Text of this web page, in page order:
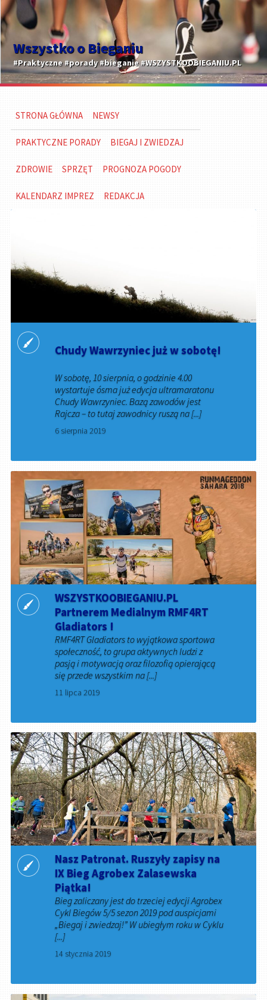
Wszystko o Bieganiu
#Praktyczne #porady #bieganie #WSZYSTKOOBIEGANIU.PL
STRONA GŁÓWNA NEWSY
PRAKTYCZNE PORADY BIEGAJ I ZWIEDZAJ
ZDROWIE SPRZĘT PROGNOZA POGODY
KALENDARZ IMPREZ REDAKCJA
Chudy Wawrzyniec już w sobotę!
W sobotę, 10 sierpnia, o godzinie 4.00
wystartuje ósma już edycja ultramaratonu
Chudy Wawrzyniec. Bazą zawodów jest
Rajcza – to tutaj zawodnicy ruszą na [...]
6 sierpnia 2019
WSZYSTKOOBIEGANIU.PL
Partnerem Medialnym RMF4RT
Gladiators !
RMF4RT Gladiators to wyjątkowa sportowa
społeczność, to grupa aktywnych ludzi z
pasją i motywacją oraz filozofią opierającą
się przede wszystkim na [...]
11 lipca 2019
Nasz Patronat. Ruszyły zapisy na
IX Bieg Agrobex Zalasewska
Piątka!
Bieg zaliczany jest do trzeciej edycji Agrobex
Cykl Biegów 5/5 sezon 2019 pod auspicjami
„Biegaj i zwiedzaj!” W ubiegłym roku w Cyklu
[...]
14 stycznia 2019